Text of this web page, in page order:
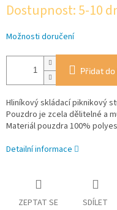
cena:
Dostupnost: 5-10
Možnosti doručení
Přidat do
Hliníkový skládací piknikový
Pouzdro je zcela dělitelné a
Materiál pouzdra 100%
Detailní informace
ZEPTAT SE SDÍLET